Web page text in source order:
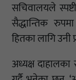
सचिवालयले
सैद्धान्तिक
हितका लागि उनी
अध्यक्ष